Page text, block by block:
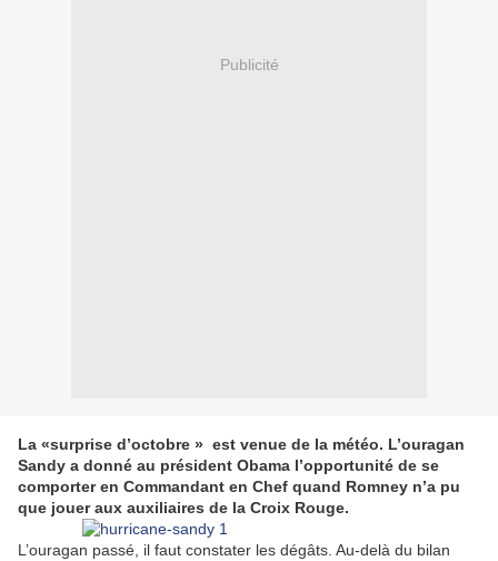
Publicité
La «surprise d’octobre » est venue de la météo. L’ouragan
Sandy a donné au président Obama l’opportunité de se
comporter en Commandant en Chef quand Romney n’a pu
que jouer aux auxiliaires de la Croix Rouge.
L’ouragan passé, il faut constater les dégâts. Au-delà du bilan